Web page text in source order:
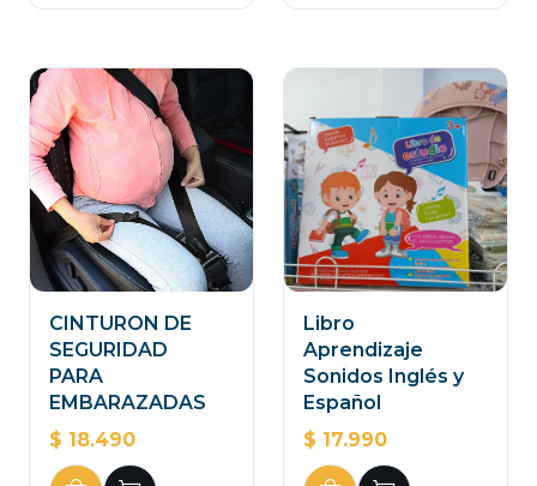
CINTURON DE
SEGURIDAD
PARA
EMBARAZADAS
$ 18.490
Libro
Aprendizaje
Sonidos Inglés y
Español
$ 17.990